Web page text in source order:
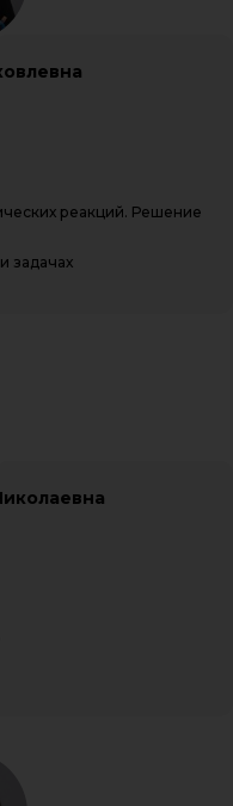
реакций. Решение
задачах